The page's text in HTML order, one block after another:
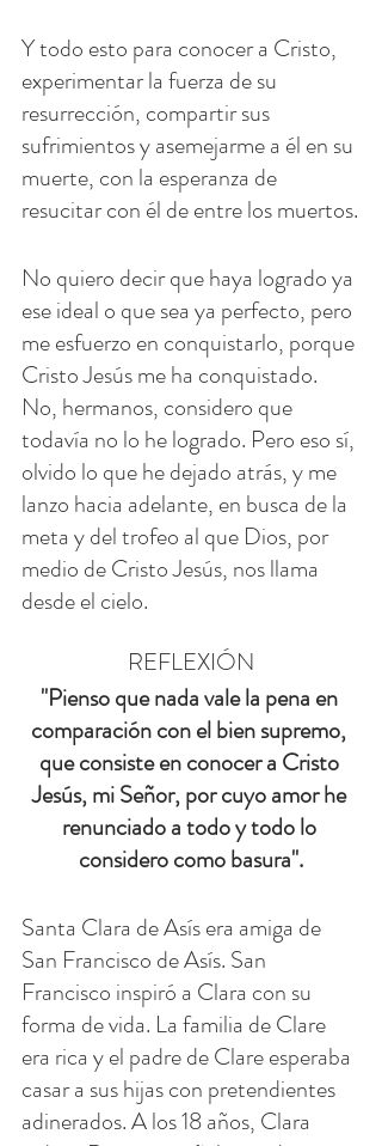
Y todo esto para conocer a Cristo,
experimentar la fuerza de su
resurrección, compartir sus
sufrimientos y asemejarme a él en su
muerte, con la esperanza de
resucitar con él de entre los muertos.
No quiero decir que haya logrado ya
ese ideal o que sea ya perfecto, pero
me esfuerzo en conquistarlo, porque
Cristo Jesús me ha conquistado.
No, hermanos, considero que
todavía no lo he logrado. Pero eso sí,
olvido lo que he dejado atrás, y me
lanzo hacia adelante, en busca de la
meta y del trofeo al que Dios, por
medio de Cristo Jesús, nos llama
desde el cielo.
REFLEXIÓN
"Pienso que nada vale la pena en
comparación con el bien supremo,
que consiste en conocer a Cristo
Jesús, mi Señor, por cuyo amor he
renunciado a todo y todo lo
considero como basura".
Santa Clara de Asís era amiga de
San Francisco de Asís. San
Francisco inspiró a Clara con su
forma de vida. La familia de Clare
era rica y el padre de Clare esperaba
casar a sus hijas con pretendientes
adinerados. A los 18 años, Clara